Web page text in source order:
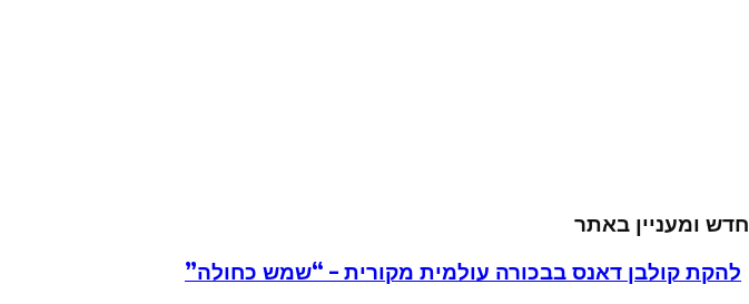
חדש ומעניין באתר
להקת קולבן דאנס בבכורה עולמית מקורית – “שמש כחולה”